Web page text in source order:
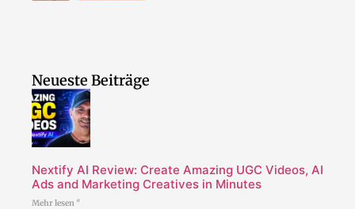
Neueste Beiträge
Nextify AI Review: Create Amazing UGC Videos, AI
Ads and Marketing Creatives in Minutes
Mehr lesen "